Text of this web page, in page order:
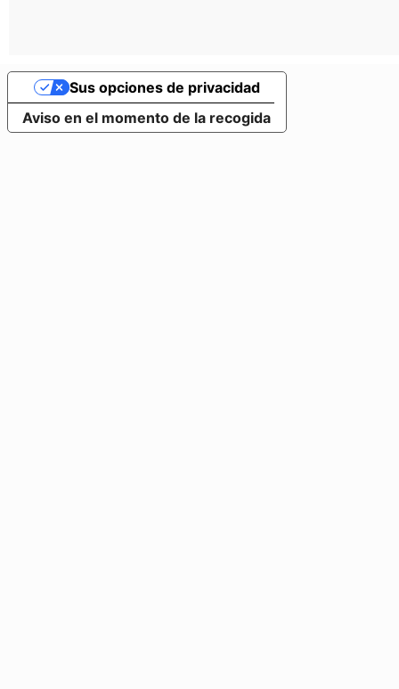
Aviso en el momento de la recogida
Sus opciones de privacidad